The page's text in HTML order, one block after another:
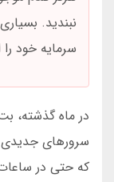
نبندید.
سرمایه خود
در ماه گذشته،
سرورهای جدیدی
که حتی در